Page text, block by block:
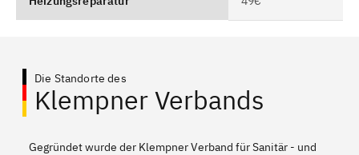
Die Standorte des
Klempner Verbands
Gegründet wurde der Klempner Verband für Sanitär - und